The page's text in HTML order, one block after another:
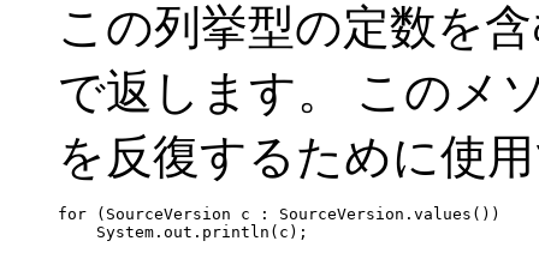
この列挙型の定数を
で返します。 このメ
を反復するために使
for (SourceVersion c : SourceVersion.values())